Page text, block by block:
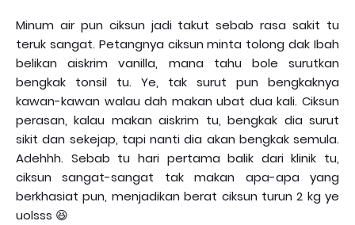
Minum air pun ciksun jadi takut sebab rasa sakit tu
teruk sangat. Petangnya ciksun minta tolong dak Ibah
belikan aiskrim vanilla, mana tahu bole surutkan
bengkak tonsil tu. Ye, tak surut pun bengkaknya
kawan-kawan walau dah makan ubat dua kali. Ciksun
perasan, kalau makan aiskrim tu, bengkak dia surut
sikit dan sekejap, tapi nanti dia akan bengkak semula.
Adehhh. Sebab tu hari pertama balik dari klinik tu,
ciksun sangat-sangat tak makan apa-apa yang
berkhasiat pun, menjadikan berat ciksun turun 2 kg ye
uolsss 😆